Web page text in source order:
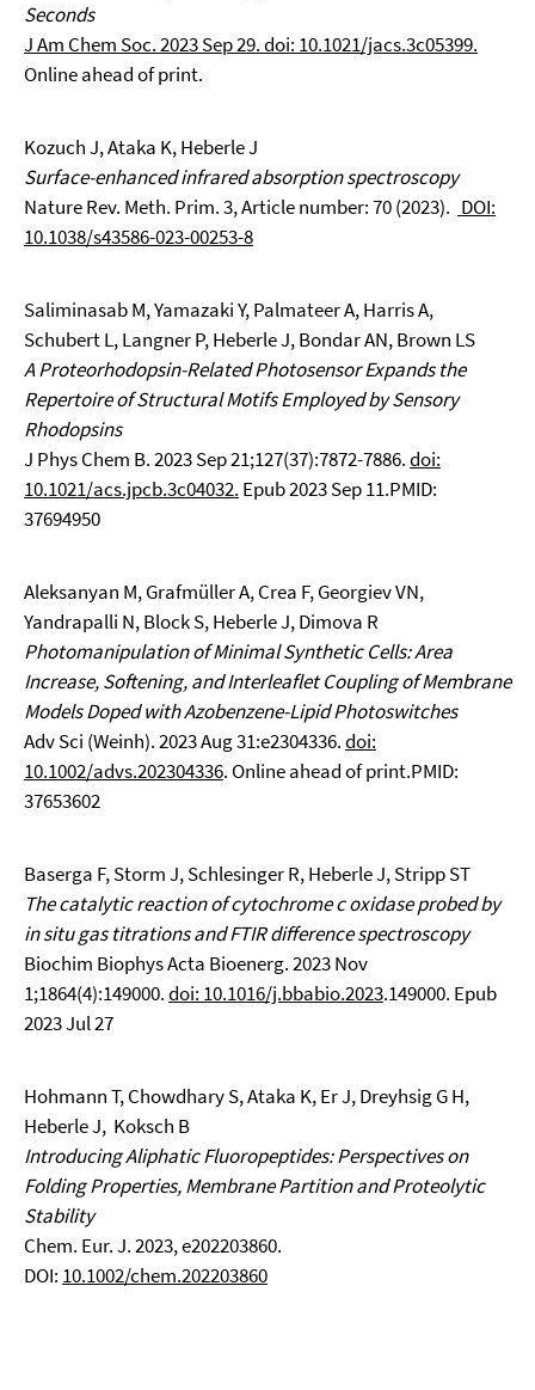
Seconds
J Am Chem Soc. 2023 Sep 29. doi: 10.1021/jacs.3c05399.
Online ahead of print.
Kozuch J, Ataka K, Heberle J
Surface-enhanced infrared absorption spectroscopy
Nature Rev. Meth. Prim. 3, Article number: 70 (2023). DOI:
10.1038/s43586-023-00253-8
Saliminasab M, Yamazaki Y, Palmateer A, Harris A,
Schubert L, Langner P, Heberle J, Bondar AN, Brown LS
A Proteorhodopsin-Related Photosensor Expands the
Repertoire of Structural Motifs Employed by Sensory
Rhodopsins
J Phys Chem B. 2023 Sep 21;127(37):7872-7886.doi:
10.1021/acs.jpcb.3c04032. Epub 2023 Sep 11.PMID:
37694950
Aleksanyan M, Grafmüller A, Crea F, Georgiev VN,
Yandrapalli N, Block S, Heberle J, Dimova R
Photomanipulation of Minimal Synthetic Cells: Area
Increase, Softening, and Interleaflet Coupling of Membrane
Models Doped with Azobenzene-Lipid Photoswitches
Adv Sci (Weinh). 2023 Aug 31:e2304336.doi:
10.1002/advs.202304336. Online ahead of print.PMID:
37653602
Baserga F, Storm J, Schlesinger R, Heberle J, Stripp ST
The catalytic reaction of cytochrome c oxidase probed by
in situ gas titrations and FTIR difference spectroscopy
Biochim Biophys Acta Bioenerg. 2023 Nov
1;1864(4):149000.doi: 10.1016/j.bbabio.2023.149000. Epub
2023 Jul 27
Hohmann T, Chowdhary S, Ataka K, Er J, Dreyhsig G H,
Heberle J, Koksch B
Introducing Aliphatic Fluoropeptides: Perspectives on
Folding Properties, Membrane Partition and Proteolytic
Stability
Chem. Eur. J. 2023, e202203860.
DOI: 10.1002/chem.202203860